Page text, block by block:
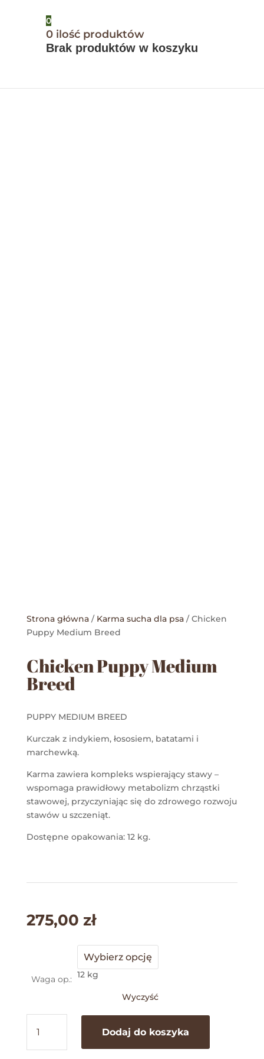
0
0 ilość produktów
Brak produktów w koszyku
Strona główna/ Karma sucha dla psa/ Chicken
Puppy Medium Breed
Chicken Puppy Medium
Breed
PUPPY MEDIUM BREED
Kurczak z indykiem, łososiem, batatami i
marchewką.
Karma zawiera kompleks wspierający stawy –
wspomaga prawidłowy metabolizm chrząstki
stawowej, przyczyniając się do zdrowego rozwoju
stawów u szczeniąt.
Dostępne opakowania: 12 kg.
275,00 zł
Waga op.: 12 kg
Wyczyść
Chicken
Puppy
Dodaj do koszyka